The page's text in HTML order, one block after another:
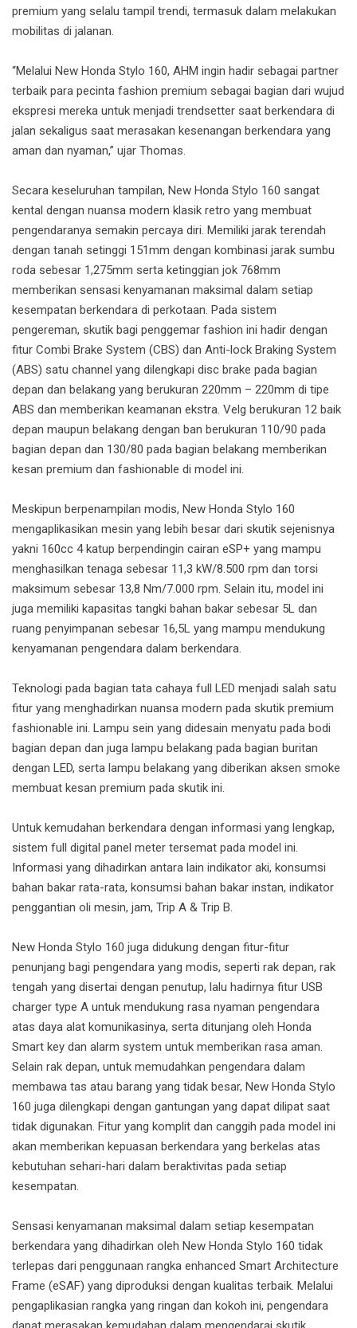
premium yang selalu tampil trendi, termasuk dalam melakukan
mobilitas di jalanan.
“Melalui New Honda Stylo 160, AHM ingin hadir sebagai partner
terbaik para pecinta fashion premium sebagai bagian dari wujud
ekspresi mereka untuk menjadi trendsetter saat berkendara di
jalan sekaligus saat merasakan kesenangan berkendara yang
aman dan nyaman,” ujar Thomas.
Secara keseluruhan tampilan, New Honda Stylo 160 sangat
kental dengan nuansa modern klasik retro yang membuat
pengendaranya semakin percaya diri. Memiliki jarak terendah
dengan tanah setinggi 151mm dengan kombinasi jarak sumbu
roda sebesar 1,275mm serta ketinggian jok 768mm
memberikan sensasi kenyamanan maksimal dalam setiap
kesempatan berkendara di perkotaan. Pada sistem
pengereman, skutik bagi penggemar fashion ini hadir dengan
fitur Combi Brake System (CBS) dan Anti-lock Braking System
(ABS) satu channel yang dilengkapi disc brake pada bagian
depan dan belakang yang berukuran 220mm – 220mm di tipe
ABS dan memberikan keamanan ekstra. Velg berukuran 12 baik
depan maupun belakang dengan ban berukuran 110/90 pada
bagian depan dan 130/80 pada bagian belakang memberikan
kesan premium dan fashionable di model ini.
Meskipun berpenampilan modis, New Honda Stylo 160
mengaplikasikan mesin yang lebih besar dari skutik sejenisnya
yakni 160cc 4 katup berpendingin cairan eSP+ yang mampu
menghasilkan tenaga sebesar 11,3 kW/8.500 rpm dan torsi
maksimum sebesar 13,8 Nm/7.000 rpm. Selain itu, model ini
juga memiliki kapasitas tangki bahan bakar sebesar 5L dan
ruang penyimpanan sebesar 16,5L yang mampu mendukung
kenyamanan pengendara dalam berkendara.
Teknologi pada bagian tata cahaya full LED menjadi salah satu
fitur yang menghadirkan nuansa modern pada skutik premium
fashionable ini. Lampu sein yang didesain menyatu pada bodi
bagian depan dan juga lampu belakang pada bagian buritan
dengan LED, serta lampu belakang yang diberikan aksen smoke
membuat kesan premium pada skutik ini.
Untuk kemudahan berkendara dengan informasi yang lengkap,
sistem full digital panel meter tersemat pada model ini.
Informasi yang dihadirkan antara lain indikator aki, konsumsi
bahan bakar rata-rata, konsumsi bahan bakar instan, indikator
penggantian oli mesin, jam, Trip A & Trip B.
New Honda Stylo 160 juga didukung dengan fitur-fitur
penunjang bagi pengendara yang modis, seperti rak depan, rak
tengah yang disertai dengan penutup, lalu hadirnya fitur USB
charger type A untuk mendukung rasa nyaman pengendara
atas daya alat komunikasinya, serta ditunjang oleh Honda
Smart key dan alarm system untuk memberikan rasa aman.
Selain rak depan, untuk memudahkan pengendara dalam
membawa tas atau barang yang tidak besar, New Honda Stylo
160 juga dilengkapi dengan gantungan yang dapat dilipat saat
tidak digunakan. Fitur yang komplit dan canggih pada model ini
akan memberikan kepuasan berkendara yang berkelas atas
kebutuhan sehari-hari dalam beraktivitas pada setiap
kesempatan.
Sensasi kenyamanan maksimal dalam setiap kesempatan
berkendara yang dihadirkan oleh New Honda Stylo 160 tidak
terlepas dari penggunaan rangka enhanced Smart Architecture
Frame (eSAF) yang diproduksi dengan kualitas terbaik. Melalui
pengaplikasian rangka yang ringan dan kokoh ini, pengendara